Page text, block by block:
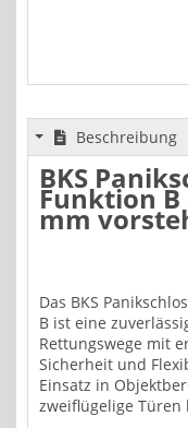
Beschreibung
BKS
Funktion B
mm
Das BKS
B ist eine
Rettungswege mit
Sicherheit und
Einsatz in
zweiflügelige Türen